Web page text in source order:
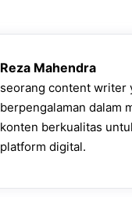
g
r
a
m
e
n
g
e
r
L
i
n
k
Reza Mahendra
seorang content writer
berpengalaman dalam
konten berkualitas
platform digital.